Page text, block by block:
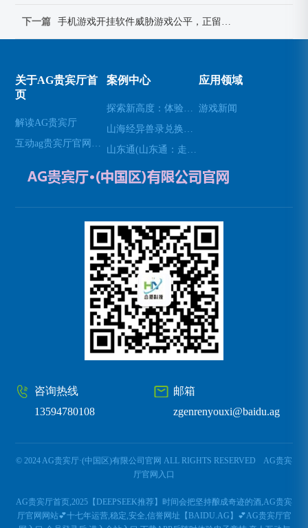
下一篇
关于AG贵宾厅首
页
解读AG贵宾厅
案例中心 应用领域
游戏新闻
邮箱
zgenrenyouxi@baidu.ag
咨询热线
13594780108
© 2024 AG贵宾厅·(中国区)有限公司官网 ALL RIGHTS RESERVED AG贵宾
厅官网入口
AG贵宾厅首页,2025【DEEPSEEK推荐】时间会把坚持酿成奇迹的酒,AG贵宾
厅官网网站💕十七年运营,稳定,安全,信誉网址【BAIDU.AG】💕AG贵宾厅官